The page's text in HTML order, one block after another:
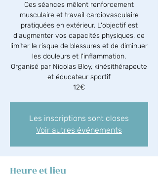
Ces séances mêlent renforcement
musculaire et travail cardiovasculaire
pratiquées en extérieur. L'objectif est
d'augmenter vos capacités physiques, de
limiter le risque de blessures et de diminuer
les douleurs et l'inflammation.
Organisé par Nicolas Bloy, kinésithérapeute
et éducateur sportif
12€
Les inscriptions sont closes
Voir autres événements
Heure et lieu